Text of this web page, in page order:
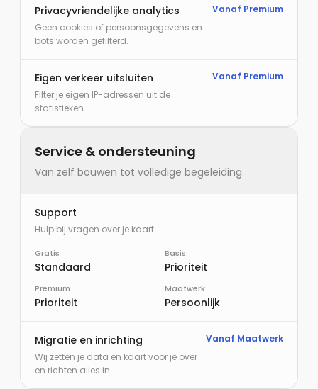
Privacyvriendelijke analytics
Geen cookies of persoonsgegevens en
bots worden gefilterd.
Vanaf Premium
Eigen verkeer uitsluiten
Filter je eigen IP-adressen uit de
statistieken.
Vanaf Premium
Service & ondersteuning
Van zelf bouwen tot volledige begeleiding.
Support
Hulp bij vragen over je kaart.
Gratis
Standaard
Basis
Prioriteit
Premium
Prioriteit
Maatwerk
Persoonlijk
Migratie en inrichting
Wij zetten je data en kaart voor je over
en richten alles in.
Vanaf Maatwerk